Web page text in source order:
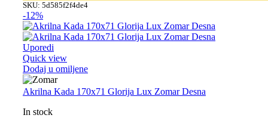
SKU: 5d585f2f4de4
-12%
Uporedi
Quick view
Dodaj u omiljene
Akrilna Kada 170x71 Glorija Lux Zomar Desna
In stock